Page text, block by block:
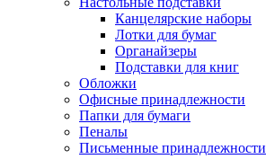
Канцелярские наборы
Лотки для бумаг
Органайзеры
Подставки для книг
Обложки
Офисные принадлежности
Папки для бумаги
Пеналы
Письменные принадлежности